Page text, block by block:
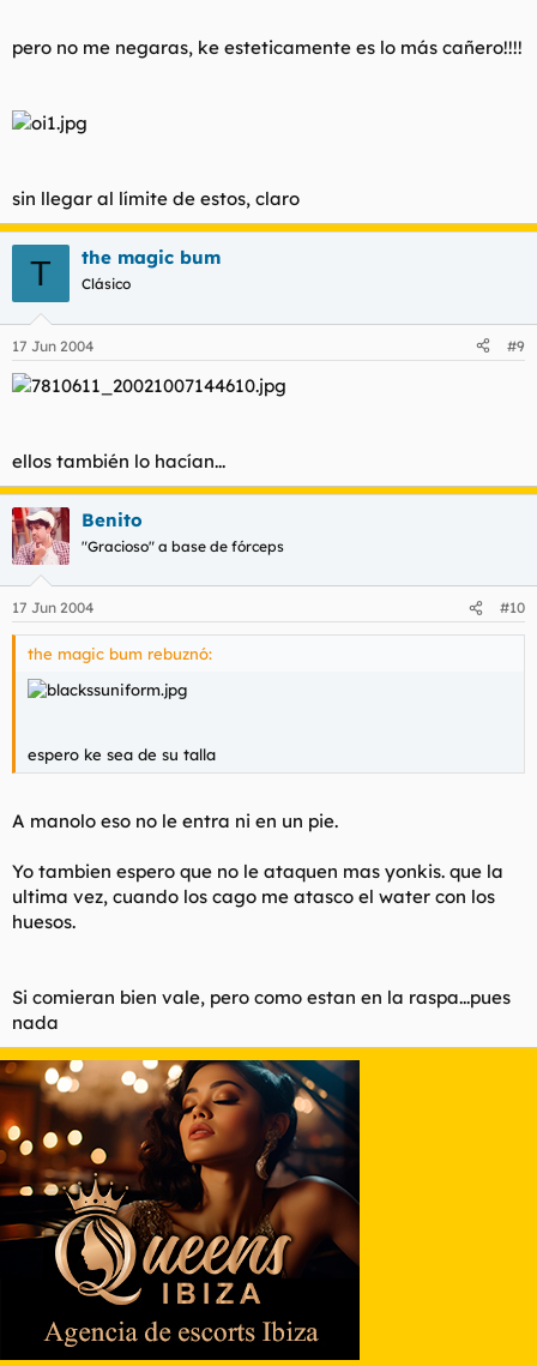
pero no me negaras, ke esteticamente es lo más cañero!!!!
sin llegar al límite de estos, claro
T the magic bum
Clásico
17 Jun 2004 #9
ellos también lo hacían...
Benito
"Gracioso" a base de fórceps
17 Jun 2004 #10
the magic bum rebuznó:
espero ke sea de su talla
A manolo eso no le entra ni en un pie.
Yo tambien espero que no le ataquen mas yonkis. que la
ultima vez, cuando los cago me atasco el water con los
huesos.
Si comieran bien vale, pero como estan en la raspa...pues
nada